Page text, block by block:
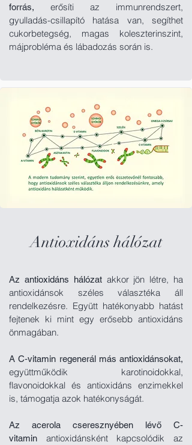
forrás, erősíti az immunrendszert,
gyulladás-csillapító hatása van, segíthet
cukorbetegség, magas koleszterinszint,
májprobléma és lábadozás során is.
Antioxidáns hálózat
Az antioxidáns hálózat akkor jön létre, ha
antioxidánsok széles választéka áll
rendelkezésre. Együtt hatékonyabb hatást
fejtenek ki mint egy erősebb antioxidáns
önmagában.
A C‑vitamin regenerál más antioxidánsokat,
együttműködik karotinoidokkal,
flavonoidokkal és antioxidáns enzimekkel
is, támogatja azok hatékonyságát.
Az acerola cseresznyében lévő C-
vitamin antioxidánsként kapcsolódik az